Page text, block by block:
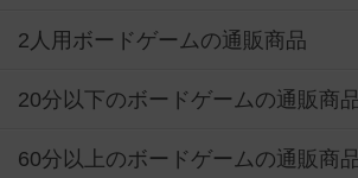
2人用ボードゲームの通販商品
20分以下のボードゲームの通販商
60分以上のボードゲームの通販商